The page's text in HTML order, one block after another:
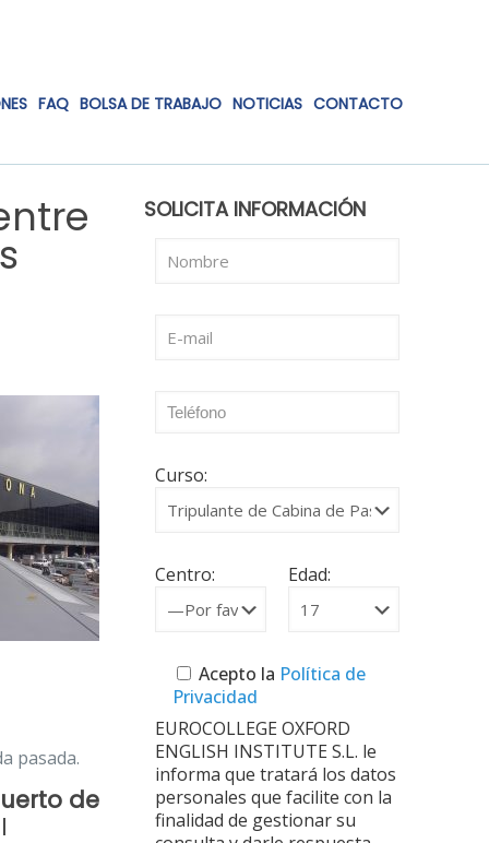
FAQ BOLSA DE TRABAJO NOTICIAS CONTACTO
pasada.
de
SOLICITA INFORMACIÓN
Curso:
Centro: Edad:
Acepto la Política de
Privacidad
EUROCOLLEGE OXFORD
ENGLISH INSTITUTE S.L. le
informa que tratará los datos
personales que facilite con la
finalidad de gestionar su